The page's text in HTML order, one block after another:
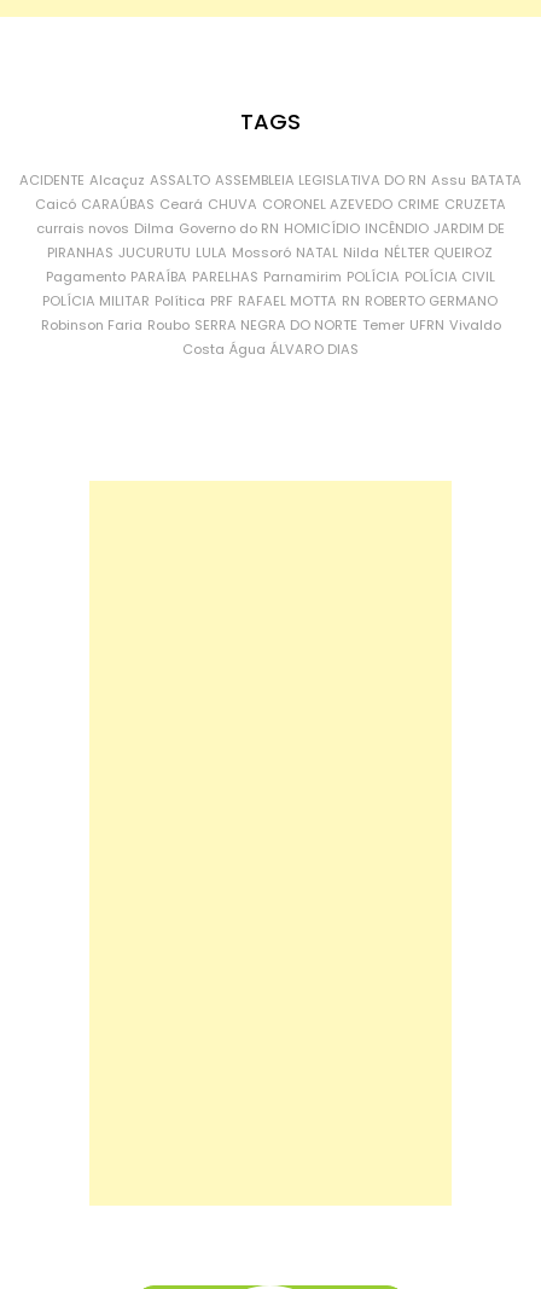
TAGS
ACIDENTE Alcaçuz ASSALTO ASSEMBLEIA LEGISLATIVA DO RN Assu BATATA
Caicó CARAÚBAS Ceará CHUVA CORONEL AZEVEDO CRIME CRUZETA
currais novos Dilma Governo do RN HOMICÍDIO INCÊNDIO JARDIM DE
PIRANHAS JUCURUTU LULA Mossoró NATAL Nilda NÉLTER QUEIROZ
Pagamento PARAÍBA PARELHAS Parnamirim POLÍCIA POLÍCIA CIVIL
POLÍCIA MILITAR Política PRF RAFAEL MOTTA RN ROBERTO GERMANO
Robinson Faria Roubo SERRA NEGRA DO NORTE Temer UFRN Vivaldo
Costa Água ÁLVARO DIAS